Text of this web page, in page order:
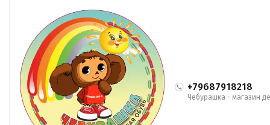
+79687918218
Чебурашка - магазин